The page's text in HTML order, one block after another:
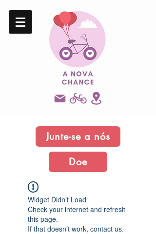
Junte-se a nós
Doe
Widget Didn’t Load
Check your internet and refresh
this page.
If that doesn’t work, contact us.